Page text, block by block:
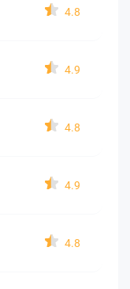
4.8
4.9
4.8
4.9
4.8